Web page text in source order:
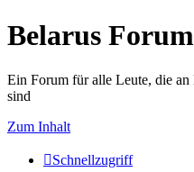
Belarus Forum
Ein Forum für alle Leute, die an
sind
Zum Inhalt
Schnellzugriff